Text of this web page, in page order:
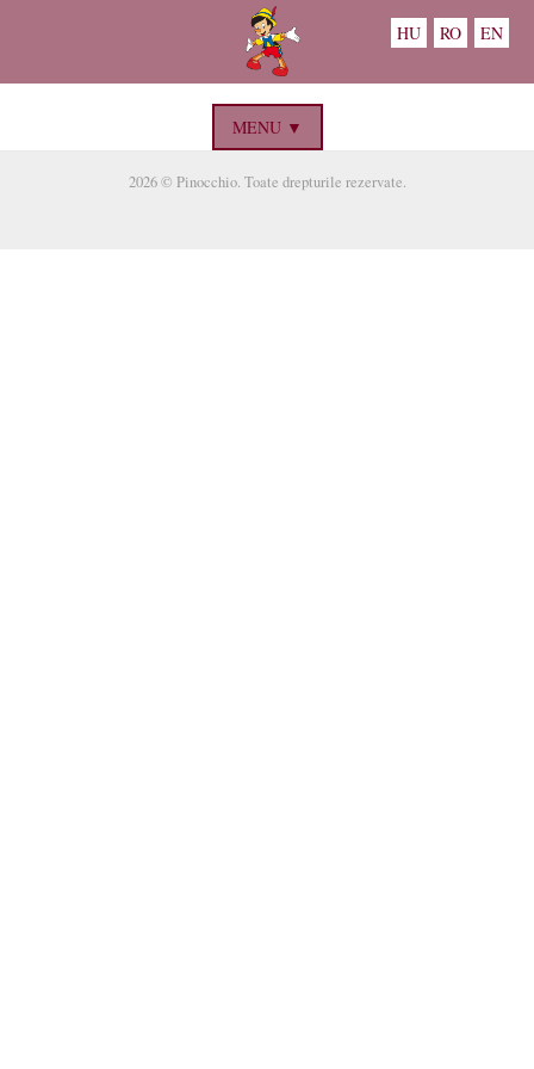
HU RO EN
MENU ▼
2026 © Pinocchio. Toate drepturile rezervate.